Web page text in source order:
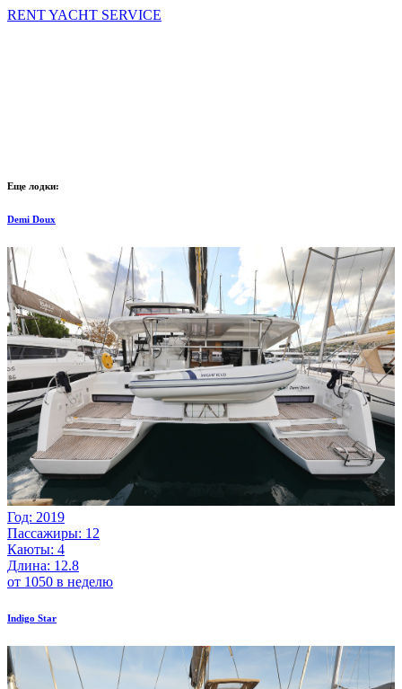
RENT YACHT SERVICE
Еще лодки:
Demi Doux
Год: 2019
Пассажиры: 12
Каюты: 4
Длина: 12.8
от 1050 в неделю
Indigo Star